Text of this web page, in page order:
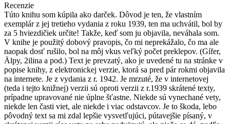
Recenzie
Túto knihu som kúpila ako darček. Dôvod je ten, že vlastním
exemplár z jej tretieho vydania z roku 1939, ten ma uchvátil, bol by
za 5 hviezdičiek určite! Takže, keď som ju objavila, neváhala som.
V knihe je použitý dobový pravopis, čo mi neprekážalo, čo ma ale
naopak dosť rušilo, bol na môj vkus veľký počet preklepov. (Gífer,
Älpy, 2ilina a pod.) Text je prevzatý, ako je uvedené tu na stránke v
popise knihy, z elektronickej verzie, ktorá sa pred pár rokmi objavila
na internete. Je z vydania z r. 1942. Je mrzuté, že v internetovej
(teda i tejto knižnej) verzii sú oproti verzii z r.1939 skrátené texty,
prípadne upravované nie úplne šťastne. Niekde sú vynechané vety,
niekde len časti viet, ale niekde i viac odstavcov. Je to škoda, lebo
pôvodný text sa mi zdal lepšie vysvetľujúci, pútavejšie písaný, v